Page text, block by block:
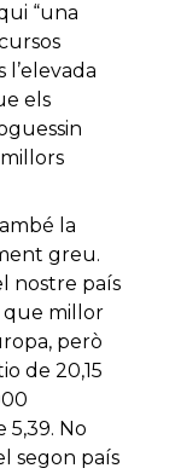
“una
els
la
greu.
nostre país
que millor
però
de 20,15
5,39. No
segon país